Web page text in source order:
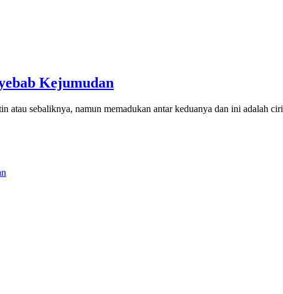
Kejumudan
atau sebaliknya, namun memadukan antar keduanya dan ini adalah ciri